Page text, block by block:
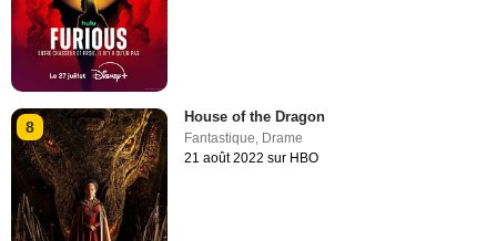
8
House of the Dragon
Fantastique, Drame
21 août 2022 sur HBO